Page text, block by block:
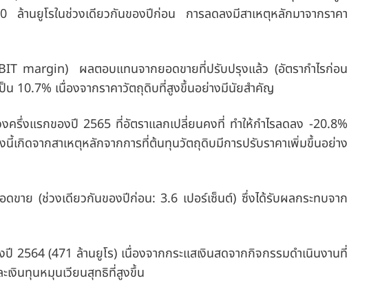
ล้านยูโรในช่วงเดียวกันของปีก่อน การลดลงมีสาเหตุหลักมาจากราคา
margin) ผลตอบแทนจากยอดขายที่ปรับปรุงแล้ว (อัตรากำไรก่อน
น 10.7% เนื่องจากราคาวัตถุดิบที่สูงขึ้นอย่างมีนัยสำคัญ
งครึ่งแรกของปี 2565 ที่อัตราแลกเปลี่ยนคงที่ ทำให้กำไรลดลง -20.8%
กิดจากสาเหตุหลักจากการที่ต้นทุนวัตถุดิบมีการปรับราคาเพิ่มขึ้นอย่าง
ขาย (ช่วงเดียวกันของปีก่อน: 3.6 เปอร์เซ็นต์) ซึ่งได้รับผลกระทบจาก
2564 (471 ล้านยูโร) เนื่องจากกระแสเงินสดจากกิจกรรมดำเนินงานที่
เงินทุนหมุนเวียนสุทธิที่สูงขึ้น